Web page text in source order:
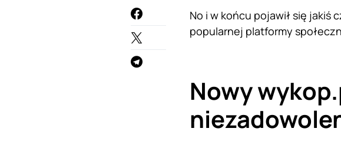
No i w końcu pojawił się
popularnej platformy
Nowy